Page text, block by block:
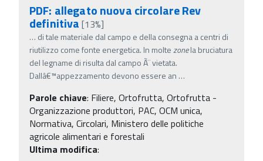
PDF: allegato nuova circolare Rev
definitiva [13%]
… di tale materiale dal campo e della consegna a centri di
riutilizzo come fonte energetica. In moltezonela bruciatura
del legname di risulta dal campo Ã¨ vietata.
Dallâ€™appezzamento devono essere an …
Parole chiave: Filiere, Ortofrutta, Ortofrutta -
Organizzazione produttori, PAC, OCM unica,
Normativa, Circolari, Ministero delle politiche
agricole alimentari e forestali
Ultima modifica: